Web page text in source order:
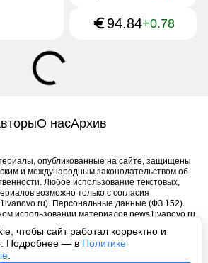
чтобы сайт работал корректно и
Подробнее — в Политике
94.84+0.78
О насАрхив
опубликованные на сайте, защищены
и международным законодательством об
Любое использование текстовых,
возможно только с согласия
Персональные данные (ФЗ 152).
использовании материалов news1ivanovo.ru
для детей. Оригинал текста: